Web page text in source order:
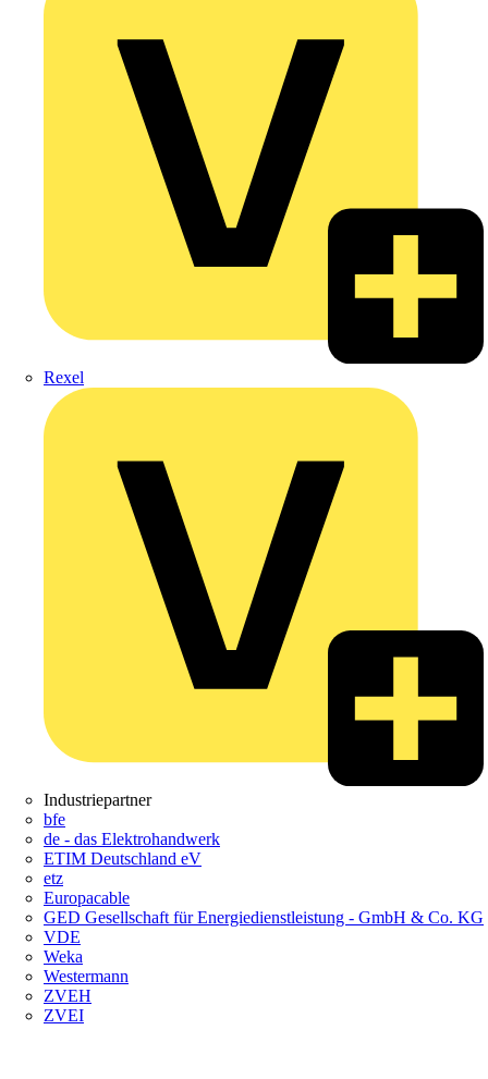
Rexel
Industriepartner
bfe
de - das Elektrohandwerk
ETIM Deutschland eV
etz
Europacable
GED Gesellschaft für Energiedienstleistung - GmbH & Co. KG
VDE
Weka
Westermann
ZVEH
ZVEI